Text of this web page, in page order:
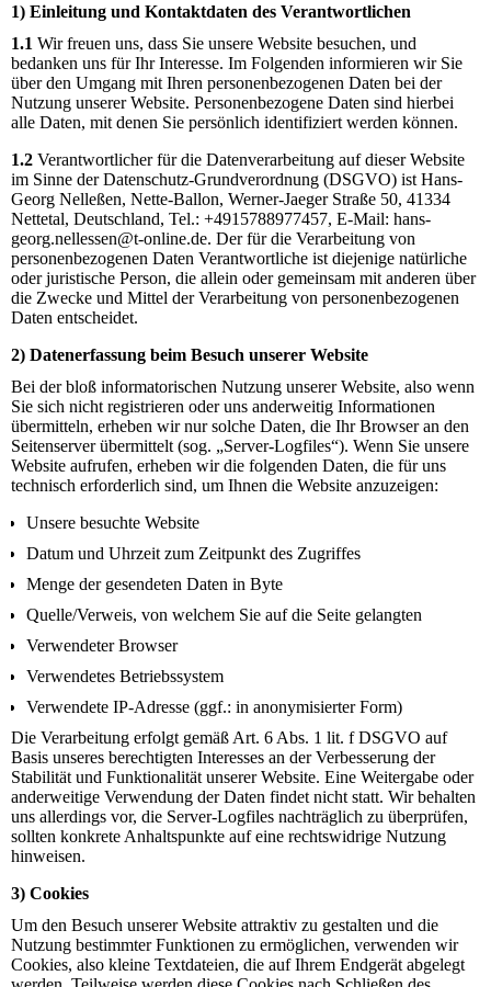
1) Einleitung und Kontaktdaten des Verantwortlichen
1.1 Wir freuen uns, dass Sie unsere Website besuchen, und
bedanken uns für Ihr Interesse. Im Folgenden informieren wir Sie
über den Umgang mit Ihren personenbezogenen Daten bei der
Nutzung unserer Website. Personenbezogene Daten sind hierbei
alle Daten, mit denen Sie persönlich identifiziert werden können.
1.2 Verantwortlicher für die Datenverarbeitung auf dieser Website
im Sinne der Datenschutz-Grundverordnung (DSGVO) ist Hans-
Georg Nelleßen, Nette-Ballon, Werner-Jaeger Straße 50, 41334
Nettetal, Deutschland, Tel.: +4915788977457, E-Mail: hans-
georg.nellessen@t-online.de. Der für die Verarbeitung von
personenbezogenen Daten Verantwortliche ist diejenige natürliche
oder juristische Person, die allein oder gemeinsam mit anderen über
die Zwecke und Mittel der Verarbeitung von personenbezogenen
Daten entscheidet.
2) Datenerfassung beim Besuch unserer Website
Bei der bloß informatorischen Nutzung unserer Website, also wenn
Sie sich nicht registrieren oder uns anderweitig Informationen
übermitteln, erheben wir nur solche Daten, die Ihr Browser an den
Seitenserver übermittelt (sog. „Server-Logfiles“). Wenn Sie unsere
Website aufrufen, erheben wir die folgenden Daten, die für uns
technisch erforderlich sind, um Ihnen die Website anzuzeigen:
Unsere besuchte Website
Datum und Uhrzeit zum Zeitpunkt des Zugriffes
Menge der gesendeten Daten in Byte
Quelle/Verweis, von welchem Sie auf die Seite gelangten
Verwendeter Browser
Verwendetes Betriebssystem
Verwendete IP-Adresse (ggf.: in anonymisierter Form)
Die Verarbeitung erfolgt gemäß Art. 6 Abs. 1 lit. f DSGVO auf
Basis unseres berechtigten Interesses an der Verbesserung der
Stabilität und Funktionalität unserer Website. Eine Weitergabe oder
anderweitige Verwendung der Daten findet nicht statt. Wir behalten
uns allerdings vor, die Server-Logfiles nachträglich zu überprüfen,
sollten konkrete Anhaltspunkte auf eine rechtswidrige Nutzung
hinweisen.
3) Cookies
Um den Besuch unserer Website attraktiv zu gestalten und die
Nutzung bestimmter Funktionen zu ermöglichen, verwenden wir
Cookies, also kleine Textdateien, die auf Ihrem Endgerät abgelegt